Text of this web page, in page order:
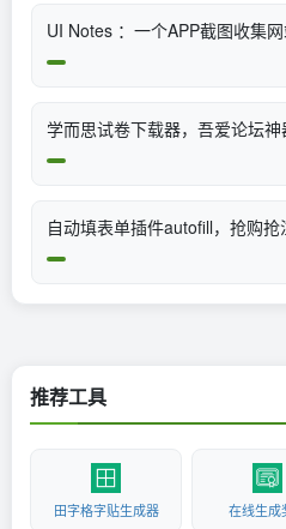
UI Notes ：一个APP截图收集
学而思试卷下载器，吾爱论坛神
自动填表单插件autofill，抢购抢
推荐工具
田字格字贴生成器 在线生成